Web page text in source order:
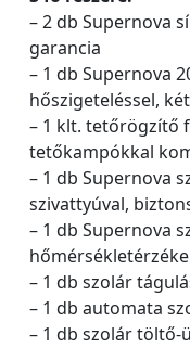
– 2 db Supernova
garancia
– 1 db Supernova
hőszigeteléssel,
– 1 klt. tetőrögzítő
tetőkampókkal
– 1 db Supernova
szivattyúval,
– 1 db Supernova
– 1 db szolár
– 1 db automata
– 1 db szolár töltő-